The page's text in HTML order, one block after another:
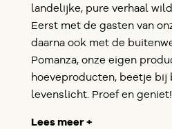
landelijke, pure verhaal
Eerst met de gasten van
daarna ook met de
Pomanza, onze eigen
hoeveproducten, beetje bij
levenslicht. Proef en
Lees meer +